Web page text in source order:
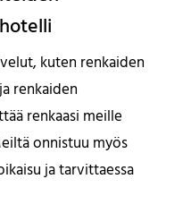
kuten renkaiden
renkaiden
renkaasi meille
onnistuu myös
ja tarvittaessa